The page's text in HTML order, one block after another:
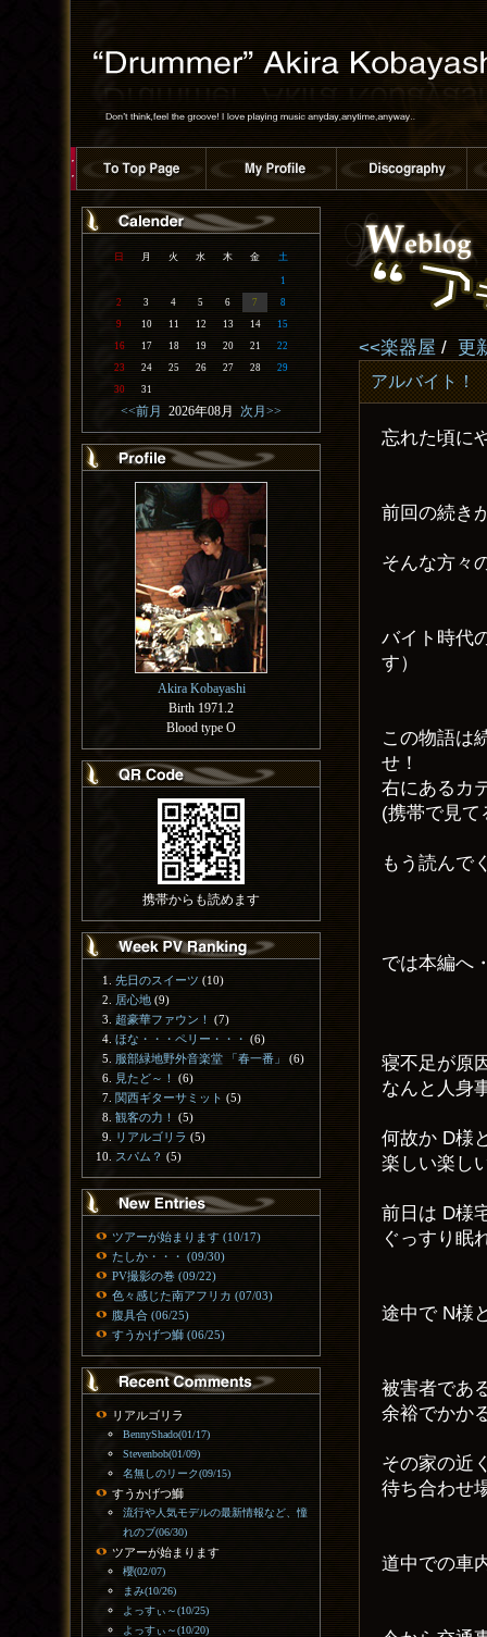
<<楽器屋 /更
アルバイト
忘れた頃に
前回の続き
そんな方々
バイト時代
す）
この物語は
せ！
右にあるカ
(携帯で見て
もう読んで
では本編へ
寝不足が原
なんと人身
何故か D様
楽しい楽し
前日は D様
ぐっすり眠
途中で N様
被害者であ
余裕でかか
その家の近
待ち合わせ
道中での車
日 月 火 水 木 金 土
1
2
3 4 5 6 7
8
9
10 11 12 13 14
15
16
17 18 19 20 21
22
23
24 25 26 27 28
29
30
31
<<前月 2026年08月 次月>>
Akira Kobayashi
Birth 1971.2
Blood type O
携帯からも読めます
先日のスイーツ (10)
居心地 (9)
超豪華ファウン！
(7)
ほな・・・ペリー・・・ (6)
服部緑地野外音楽堂 「春一番」
(6)
見たど～！
(6)
関西ギターサミット (5)
観客の力！
(5)
リアルゴリラ (5)
スパム？ (5)
ツアーが始まります (10/17)
たしか・・・ (09/30)
PV撮影の巻 (09/22)
色々感じた南アフリカ (07/03)
腹具合 (06/25)
すうかげつ鰤 (06/25)
リアルゴリラ
BennyShado(01/17)
Stevenbob(01/09)
名無しのリーク(09/15)
すうかげつ鰤
流行や人気モデルの最新情報など、憧
れのブ(06/30)
ツアーが始まります
櫻(02/07)
まみ(10/26)
よっすぃ～(10/25)
よっすぃ～(10/20)